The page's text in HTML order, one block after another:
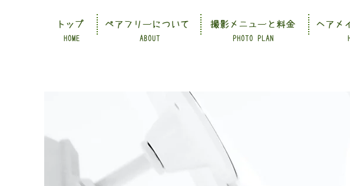
HOME ABOUT PHOTO PLAN
トップ ペアフリーについて 撮影メニューと料金 ヘアメ